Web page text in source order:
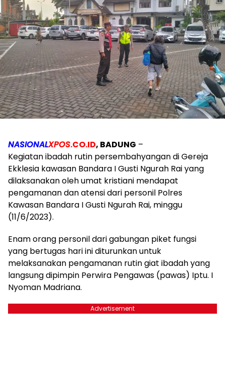
NASIONALXPOS.CO.ID, BADUNG –
Kegiatan ibadah rutin persembahyangan di Gereja
Ekklesia kawasan Bandara I Gusti Ngurah Rai yang
dilaksanakan oleh umat kristiani mendapat
pengamanan dan atensi dari personil Polres
Kawasan Bandara I Gusti Ngurah Rai, minggu
(11/6/2023).
Enam orang personil dari gabungan piket fungsi
yang bertugas hari ini diturunkan untuk
melaksanakan pengamanan rutin giat ibadah yang
langsung dipimpin Perwira Pengawas (pawas) Iptu. I
Nyoman Madriana.
Advertisement